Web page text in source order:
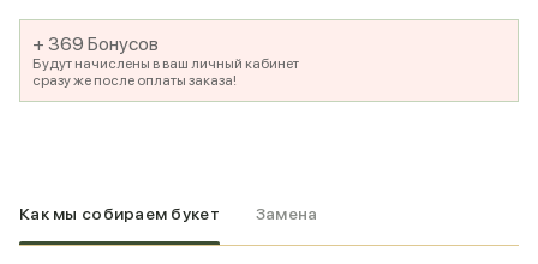
+ 369 Бонусов
Будут начислены в ваш личный кабинет
сразу же после оплаты заказа!
Как мы собираем букет Замена